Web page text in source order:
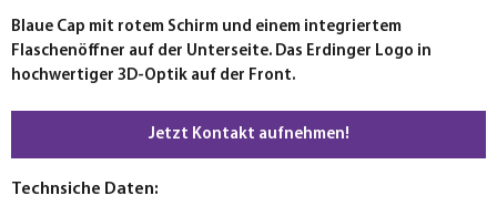
Blaue Cap mit rotem Schirm und einem integriertem
Flaschenöffner auf der Unterseite. Das Erdinger Logo in
hochwertiger 3D-Optik auf der Front.
Jetzt Kontakt aufnehmen!
Technsiche Daten: